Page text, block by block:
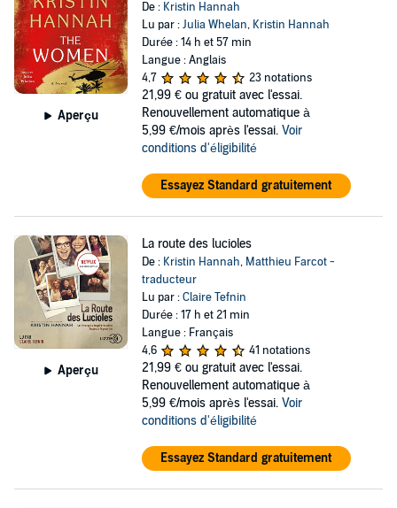
Aperçu
De : Kristin Hannah
Lu par :Julia Whelan, Kristin Hannah
Durée : 14 h et 57 min
Langue : Anglais
4,7
23 notations
21,99 € ou gratuit avec l'essai.
Renouvellement automatique à
5,99 €/mois après l'essai. Voir
conditions d'éligibilité
Essayez Standard gratuitement
Aperçu
La route des lucioles
De : Kristin Hannah, Matthieu Farcot -
traducteur
Lu par :Claire Tefnin
Durée : 17 h et 21 min
Langue : Français
4,6
41 notations
21,99 € ou gratuit avec l'essai.
Renouvellement automatique à
5,99 €/mois après l'essai. Voir
conditions d'éligibilité
Essayez Standard gratuitement